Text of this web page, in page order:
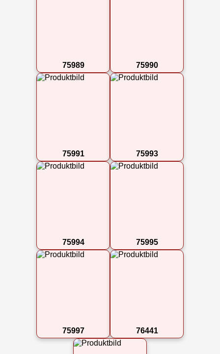
75989 75990
75991 75993
75994 75995
75997 76441